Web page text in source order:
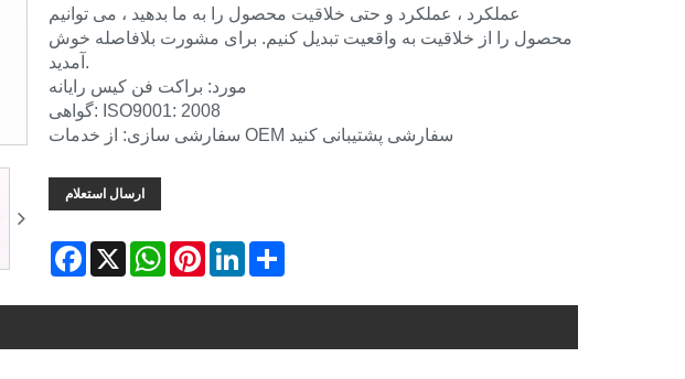
عملکرد ، عملکرد و حتی خلاقیت محصول را به ما بدهید ، می توانیم
محصول را از خلاقیت به واقعیت تبدیل کنیم. برای مشورت بلافاصله خوش
آمدید.
مورد: براکت فن کیس رایانه
گواهی: ISO9001: 2008
سفارشی سازی: از خدمات OEM سفارشی پشتیبانی کنید
ارسال استعلام
Facebook
X WhatsAppPinterestLinkedInShare